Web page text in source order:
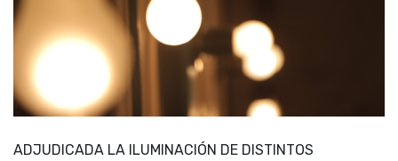
ADJUDICADA LA ILUMINACIÓN DE DISTINTOS